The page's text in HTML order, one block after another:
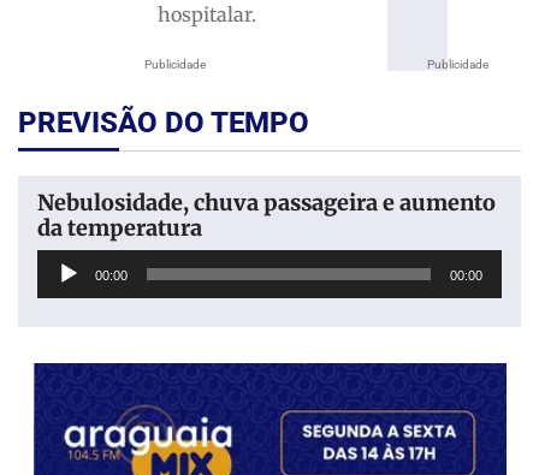
Publicidade
hospitalar.
Publicidade
PREVISÃO DO TEMPO
Nebulosidade, chuva passageira e aumento
da temperatura
Tocador
00:00 00:00